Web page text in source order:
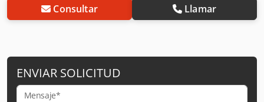
Consultar Llamar
ENVIAR SOLICITUD
Mensaje*